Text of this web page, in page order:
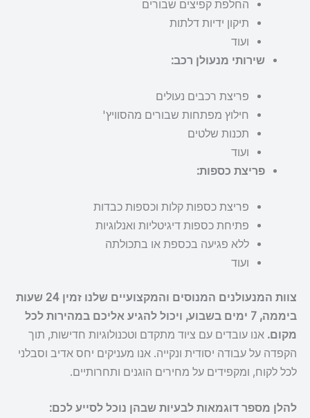
החלפת קפיצים שבורים
תיקון ידיות דלתות
ועוד
שירותי מנעולן רכב:
פריצת רכבים נעולים
חילוץ מפתחות שבורים מהסוויץ'
תכנות שלטים
ועוד
פריצת כספות:
פריצת כספות קלות וכספות כבדות
פתיחת כספות דיגיטליות ואנלוגיות
ללא פגיעה בכספת או בתכולתה
ועוד
צוות המנעולנים המנוסים והמקצועיים שלנו זמין 24 שעות
ביממה, 7 ימים בשבוע, ויכול להגיע אליכם במהירות לכל
מקום. אנו עובדים עם ציוד מתקדם וטכנולוגיות חדישות, תוך
הקפדה על עבודה יסודית ונקייה. אנו מעניקים יחס אדיב וסבלני
לכל לקוח, ומקפידים על מחירים הוגנים ותחרותיים.
להלן מספר דוגמאות לבעיות שבהן נוכל לסייע לכם: